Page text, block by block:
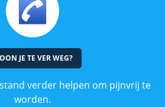
JE TE VER WEG?
verder helpen om pijnvrij te
worden.